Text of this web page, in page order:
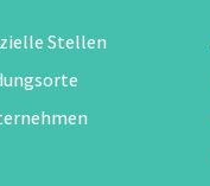
Stellen